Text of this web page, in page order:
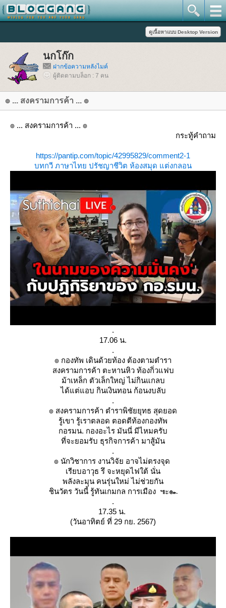
นกโก๊ก
ฝากข้อความหลังไมค์
ผู้ติดตามบล็อก : 7 คน
๏ ... สงครามการค้า ... ๏
๏ ... สงครามการค้า ... ๏
กระทู้คำถาม
https://pantip.com/topic/42995829/comment2-1
บทกวี ภาษาไท ปรัชญาชีวิต ห้องสมุด ต่งกลอน
.
17.06 น.
.
๏ กองทัพ เดินด้วยท้อง ต้องตามตำรา
สงครามการค้า ตะหานหิว ท้องกิ่วแฟบ
ม้าเหล็ก ตัวเล็กใหญ่ ไม่กินแกลบ
ได้แต่แอบ กินเงินทอน ก้อนงบลับ
.
๏ สงครามการค้า ตำราพิชัยยุทธ สุดยอด
รู้เขา รู้เราตลอด ตอดตีท้องกองทัพ
กอรมน. กองอะไร มันนี่ มีไหมครับ
ที่จะยอมรับ ธุรกิจการค้า มาสู้มัน
.
๏ นักวิชาการ งานวิจัย อาจไม่ตรงจุด
เรียบอาวุธ รึ จะหยุดไฟใต้ นั่น
พลังละมุน คนรุ่นใหม่ ไม่ช่วยกัน
ชินวัตร วันนี้ รู้ทันเกมกล การเมือง ๚ะ๛
.
17.35 น.
(วันอาทิตย์ ที่ 29 กย. 2567)